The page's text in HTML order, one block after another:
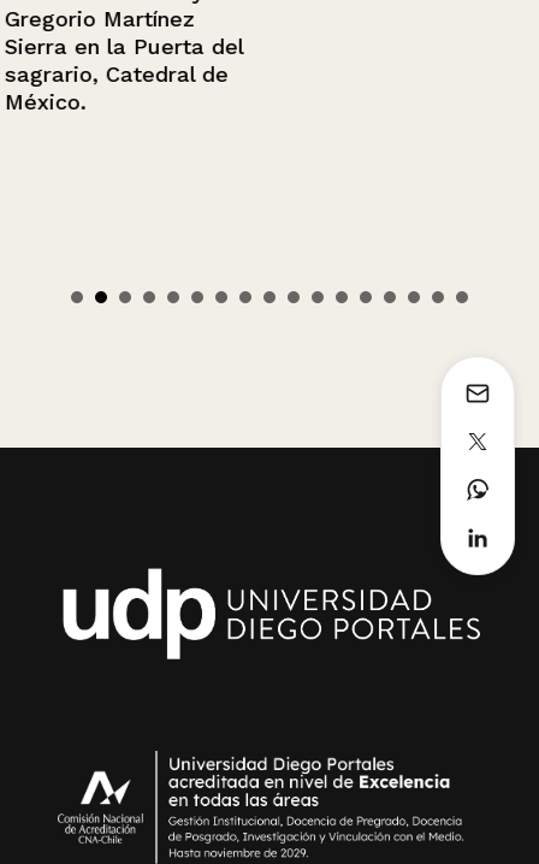
Gregorio Martínez
Sierra en la Puerta del
sagrario, Catedral de
México.